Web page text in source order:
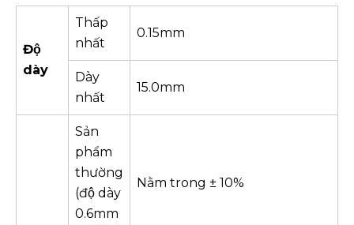
Độ
dày
Thấp
nhất
0.15mm
Dày
nhất
15.0mm
Sản
phẩm
thường
(độ dày
0.6mm
Nằm trong ± 10%